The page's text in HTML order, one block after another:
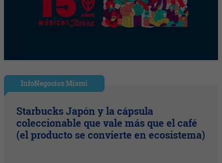
InfoNegocios Miami
Starbucks Japón y la cápsula
coleccionable que vale más que el café
(el producto se convierte en ecosistema)